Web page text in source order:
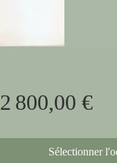
2 800,00 €Prix
Sélectionner